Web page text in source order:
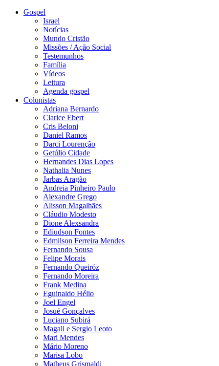
Gospel
Israel
Notícias
Mundo Cristão
Missões / Ação Social
Testemunhos
Família
Vídeos
Leitura
Agenda gospel
Colunistas
Adriana Bernardo
Clarice Ebert
Cris Beloni
Daniel Ramos
Darci Lourenção
Getúlio Cidade
Hernandes Dias Lopes
Nathalia Nunes
Jarbas Aragão
Andreia Pinheiro Paulo
Alexandre Grego
Alisson Magalhães
Cláudio Modesto
Dione Alexsandra
Ediudson Fontes
Edmilson Ferreira Mendes
Fernando Sousa
Felipe Morais
Fernando Queiróz
Fernando Moreira
Frank Medina
Eguinaldo Hélio
Joel Engel
Josué Gonçalves
Luciano Subirá
Magali e Sergio Leoto
Mari Mendes
Mário Moreno
Marisa Lobo
Matheus Grismaldi